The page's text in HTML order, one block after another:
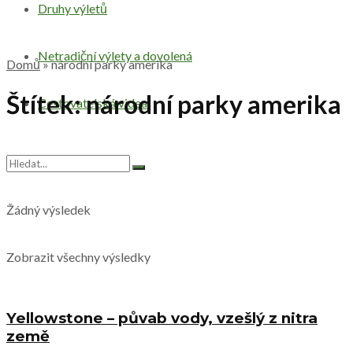
Druhy výletů
Netradiční výlety a dovolená
Cestovatelská videa
Žádný výsledek
Zobrazit všechny výsledky
Domů»národní parky amerika
Štítek:národní parky amerika
Yellowstone – půvab vody, vzešlý z nitra
země